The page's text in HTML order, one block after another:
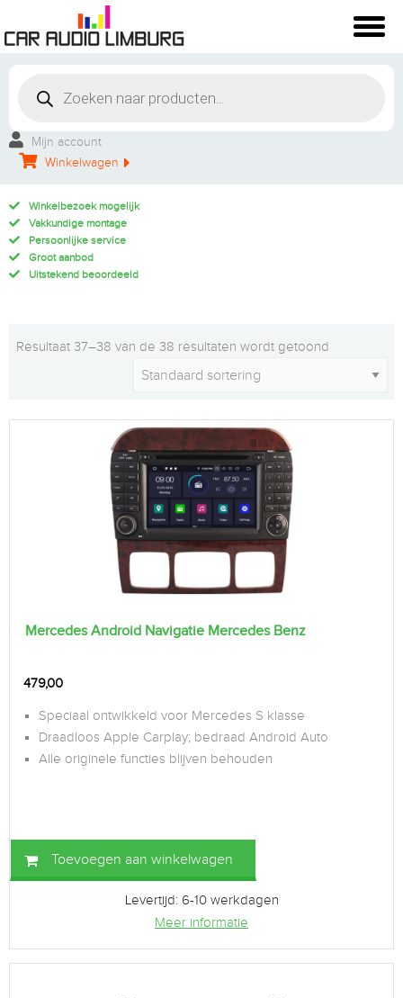
Mijn account
Winkelwagen
Winkelbezoek mogelijk
Vakkundige montage
Persoonlijke service
Groot aanbod
Uitstekend beoordeeld
Resultaat 37–38 van de 38 resultaten wordt getoond
Mercedes Android Navigatie Mercedes Benz
479,00
Speciaal ontwikkeld voor Mercedes S klasse
Draadloos Apple Carplay; bedraad Android Auto
Alle originele functies blijven behouden
Toevoegen aan winkelwagen
Levertijd: 6-10 werkdagen
Meer informatie